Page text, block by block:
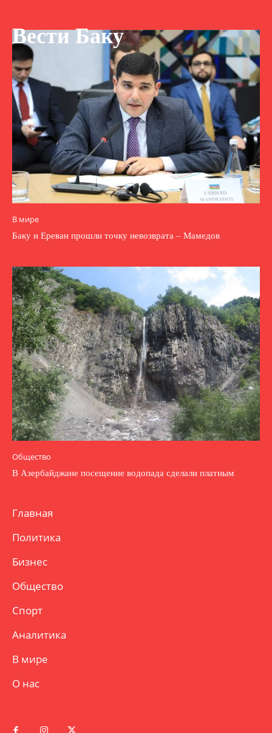
Вести Баку
В мире
Баку и Ереван прошли точку невозврата – Мамедов
Общество
В Азербайджане посещение водопада сделали платным
Главная
Политика
Бизнес
Общество
Спорт
Аналитика
В мире
О нас